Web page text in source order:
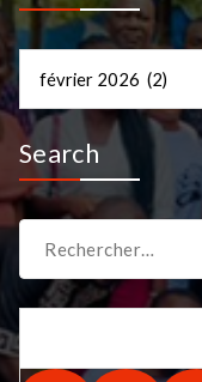
Search
pour :